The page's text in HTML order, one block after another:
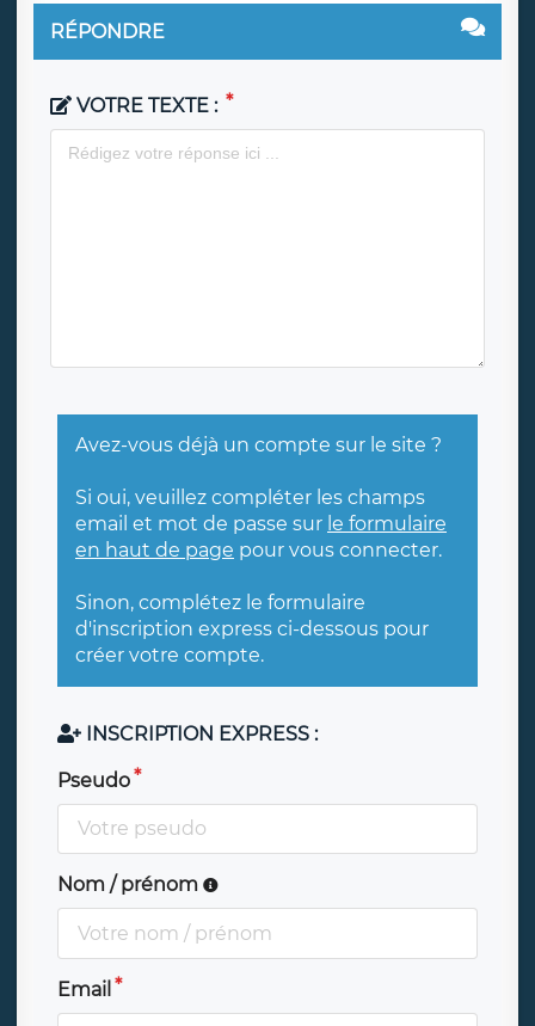
RÉPONDRE
VOTRE TEXTE :
Avez-vous déjà un compte sur le site ?
Si oui, veuillez compléter les champs
email et mot de passe sur le formulaire
en haut de page pour vous connecter.
Sinon, complétez le formulaire
d'inscription express ci-dessous pour
créer votre compte.
INSCRIPTION EXPRESS :
Pseudo
Nom / prénom
Email